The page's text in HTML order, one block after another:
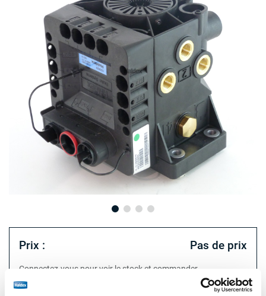
Prix : Pas de prix
Connectez-vous pour voir le stock et commander.